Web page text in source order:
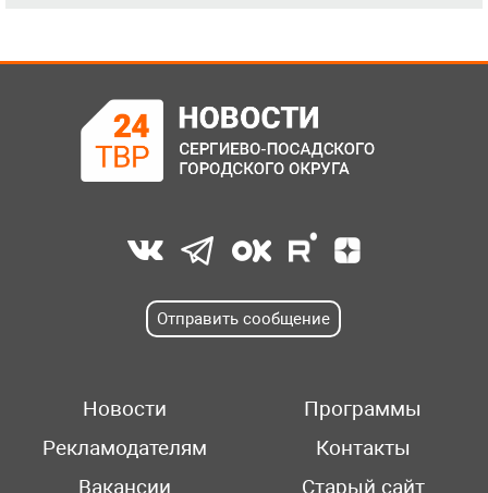
Отправить сообщение
Новости
Программы
Рекламодателям
Контакты
Вакансии
Старый сайт